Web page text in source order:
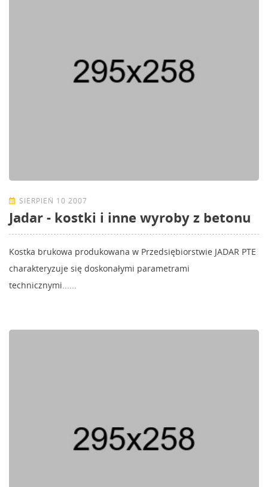
SIERPIEŃ 10 2007
Jadar - kostki i inne wyroby z betonu
Kostka brukowa produkowana w Przedsiębiorstwie JADAR PTE
charakteryzuje się doskonałymi parametrami
technicznymi......